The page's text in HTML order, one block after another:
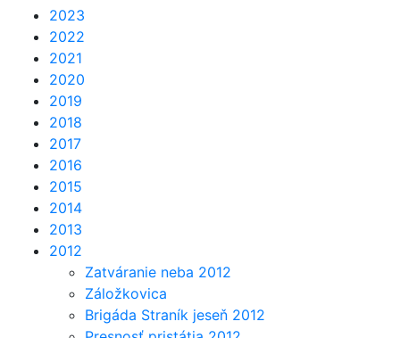
2023
2022
2021
2020
2019
2018
2017
2016
2015
2014
2013
2012
Zatváranie neba 2012
Záložkovica
Brigáda Straník jeseň 2012